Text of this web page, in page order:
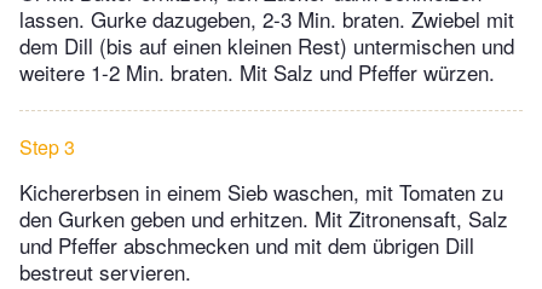
lassen. Gurke dazugeben, 2-3 Min. braten. Zwiebel mit
dem Dill (bis auf einen kleinen Rest) untermischen und
weitere 1-2 Min. braten. Mit Salz und Pfeffer würzen.
Step 3
Kichererbsen in einem Sieb waschen, mit Tomaten zu
den Gurken geben und erhitzen. Mit Zitronensaft, Salz
und Pfeffer abschmecken und mit dem übrigen Dill
bestreut servieren.